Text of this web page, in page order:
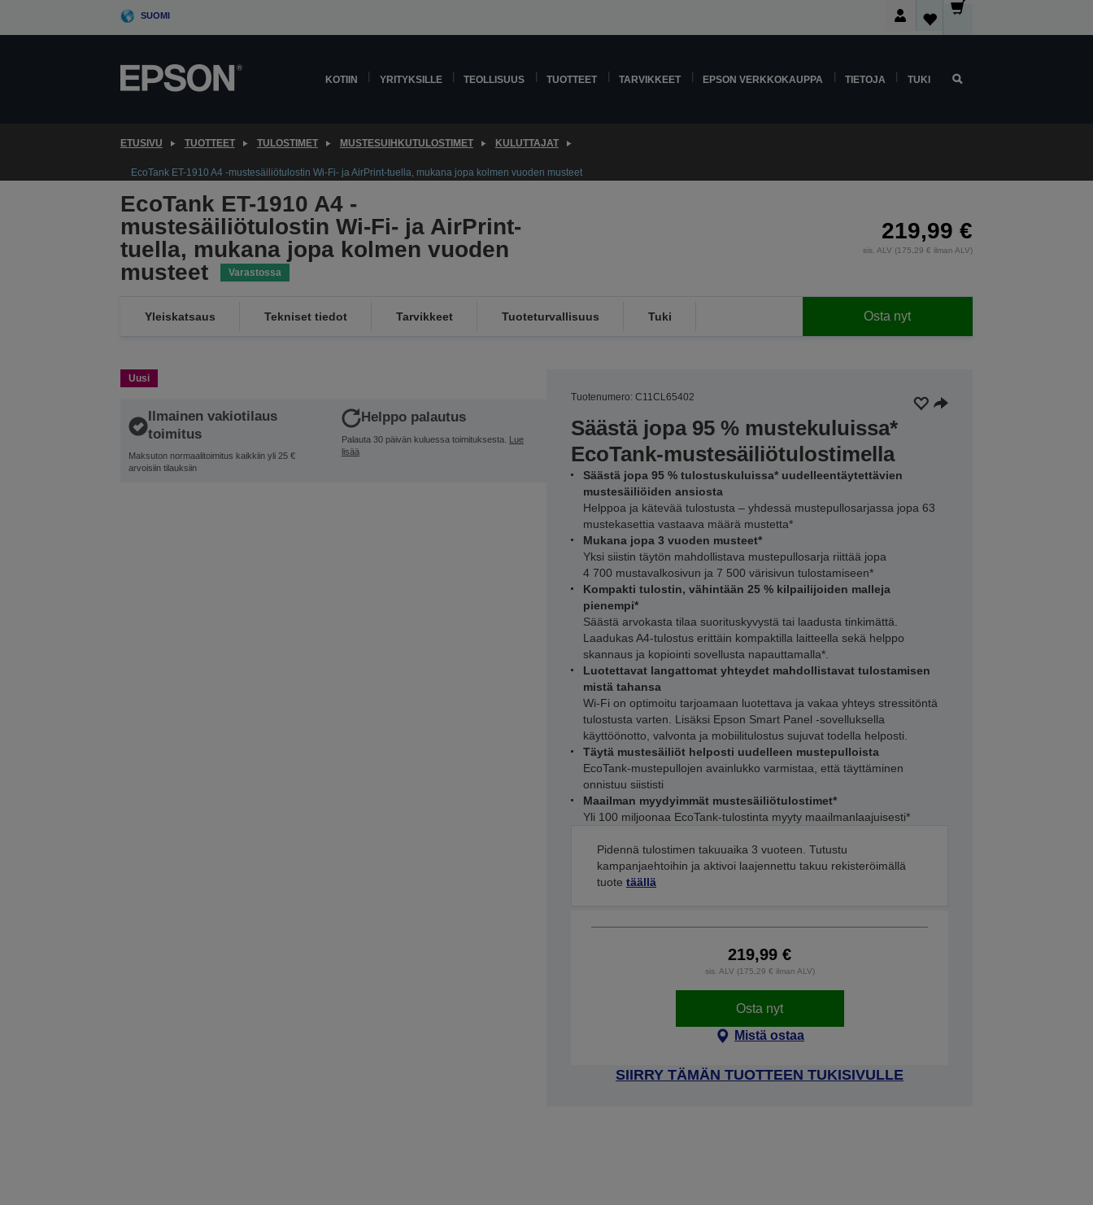
SUOMI
KOTIIN YRITYKSILLE TEOLLISUUS TUOTTEET TARVIKKEET EPSON VERKKOKAUPPA TIETOJA TUKI
ETUSIVU TUOTTEET TULOSTIMET MUSTESUIHKUTULOSTIMET KULUTTAJAT
EcoTank ET-1910 A4 -mustesäiliötulostin Wi-Fi- ja AirPrint-tuella, mukana jopa kolmen vuoden musteet
EcoTank ET-1910 A4 -
mustesäiliötulostin Wi-Fi- ja AirPrint-
tuella, mukana jopa kolmen vuoden
musteet
Varastossa
219,99 €
sis. ALV (175,29 € ilman ALV)
Yleiskatsaus Tekniset tiedot Tarvikkeet Tuoteturvallisuus Tuki Osta nyt
Uusi
Ilmainen vakiotilaus
toimitus
Maksuton normaalitoimitus kaikkiin yli 25 €
arvoisiin tilauksiin
Helppo palautus
Palauta 30 päivän kuluessa toimituksesta. Lue
lisää
Tuotenumero: C11CL65402
Säästä jopa 95 % mustekuluissa*
EcoTank-mustesäiliötulostimella
Säästä jopa 95 % tulostuskuluissa* uudelleentäytettävien
mustesäiliöiden ansiosta
Helppoa ja kätevää tulostusta – yhdessä mustepullosarjassa jopa 63
mustekasettia vastaava määrä mustetta*
Mukana jopa 3 vuoden musteet*
Yksi siistin täytön mahdollistava mustepullosarja riittää jopa
4 700 mustavalkosivun ja 7 500 värisivun tulostamiseen*
Kompakti tulostin, vähintään 25 % kilpailijoiden malleja
pienempi*
Säästä arvokasta tilaa suorituskyvystä tai laadusta tinkimättä.
Laadukas A4-tulostus erittäin kompaktilla laitteella sekä helppo
skannaus ja kopiointi sovellusta napauttamalla*.
Luotettavat langattomat yhteydet mahdollistavat tulostamisen
mistä tahansa
Wi-Fi on optimoitu tarjoamaan luotettava ja vakaa yhteys stressitöntä
tulostusta varten. Lisäksi Epson Smart Panel -sovelluksella
käyttöönotto, valvonta ja mobiilitulostus sujuvat todella helposti.
Täytä mustesäiliöt helposti uudelleen mustepulloista
EcoTank-mustepullojen avainlukko varmistaa, että täyttäminen
onnistuu siististi
Maailman myydyimmät mustesäiliötulostimet*
Yli 100 miljoonaa EcoTank-tulostinta myyty maailmanlaajuisesti*
Pidennä tulostimen takuuaika 3 vuoteen. Tutustu
kampanjaehtoihin ja aktivoi laajennettu takuu rekisteröimällä
tuote täällä
219,99 €
sis. ALV (175,29 € ilman ALV)
Osta nyt
Mistä ostaa
SIIRRY TÄMÄN TUOTTEEN TUKISIVULLE